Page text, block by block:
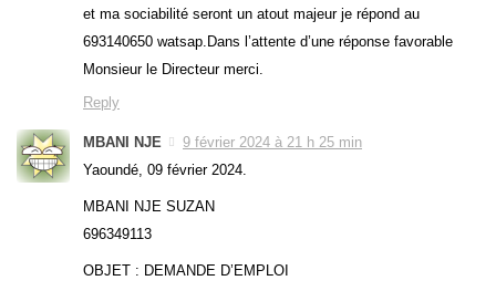
et ma sociabilité seront un atout majeur je répond au
693140650 watsap.Dans l’attente d’une réponse favorable
Monsieur le Directeur merci.
Reply
MBANI NJE
9 février 2024 à 21 h 25 min
Yaoundé, 09 février 2024.
MBANI NJE SUZAN
696349113
OBJET : DEMANDE D’EMPLOI